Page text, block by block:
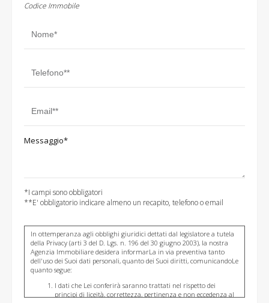
Codice Immobile
Messaggio*
*I campi sono obbligatori
**E' obbligatorio indicare almeno un recapito, telefono o email
In ottemperanza agli obblighi giuridici dettati dal legislatore a tutela
della Privacy (arti 3 del D. Lgs. n. 196 del 30 giugno 2003), la nostra
Agenzia Immobiliare desidera informarLa in via preventiva tanto
dell'uso dei Suoi dati personali, quanto dei Suoi diritti, comunicandoLe
quanto segue:
I dati che Lei conferirà saranno trattati nel rispetto dei
principi di liceità, correttezza, pertinenza e non eccedenza al